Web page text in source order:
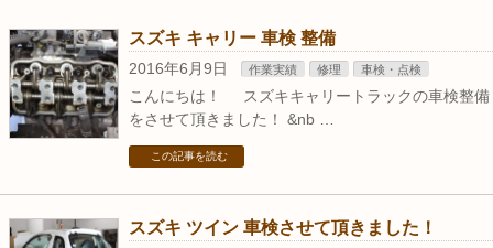
スズキ キャリー 車検 整備
2016年6月9日 作業実績 修理 車検・点検
こんにちは！ スズキキャリートラックの車検整備
をさせて頂きました！ &nb …
この記事を読む
スズキ ツイン 車検させて頂きました！